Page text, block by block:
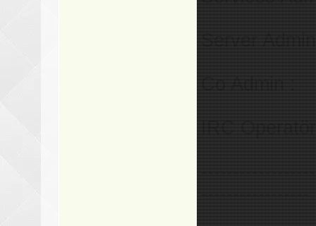
Server
Co Admin :
IRC
-----------------